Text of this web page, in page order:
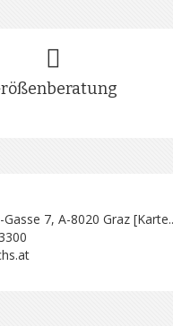
Gasse 7, A-8020 Graz [